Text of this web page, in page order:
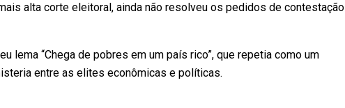
alta corte eleitoral, ainda não resolveu os pedidos de contestação
lema “Chega de pobres em um país rico”, que repetia como um
entre as elites econômicas e políticas.